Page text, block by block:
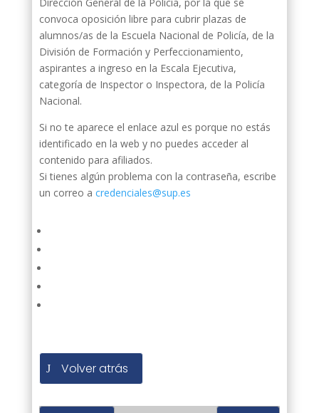
convoca oposición libre para cubrir plazas de
alumnos/as de la Escuela Nacional de Policía, de la
División de Formación y Perfeccionamiento,
aspirantes a ingreso en la Escala Ejecutiva,
categoría de Inspector o Inspectora, de la Policía
Nacional.
Si no te aparece el enlace azul es porque no estás
identificado en la web y no puedes acceder al
contenido para afiliados.
Si tienes algún problema con la contraseña, escribe
un correo a credenciales@sup.es
Volver atrás